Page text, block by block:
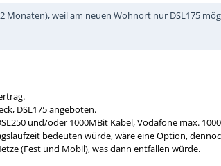
weil am neuen Wohnort nur DSL175
DSL175 angeboten.
und/oder 1000MBit Kabel, Vodafone max.
bedeuten würde, wäre eine Option,
(Fest und Mobil), was dann entfallen würde.